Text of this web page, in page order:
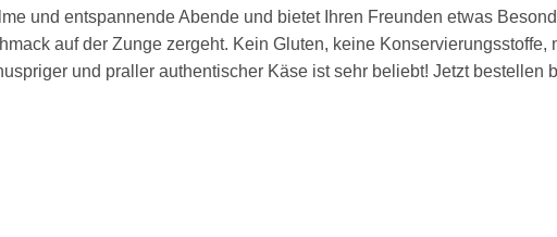
und entspannendeAbende und bietet Ihren Freunden etwas
auf der Zunge zergeht. Kein Gluten, keine Konservierungsstoffe,
und praller authentischer Käse ist sehr beliebt! Jetzt bestellen